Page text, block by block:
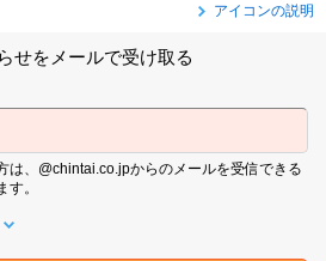
アイコンの説明
せをメールで受け取る
は、@chintai.co.jpからのメールを受信できる
す。